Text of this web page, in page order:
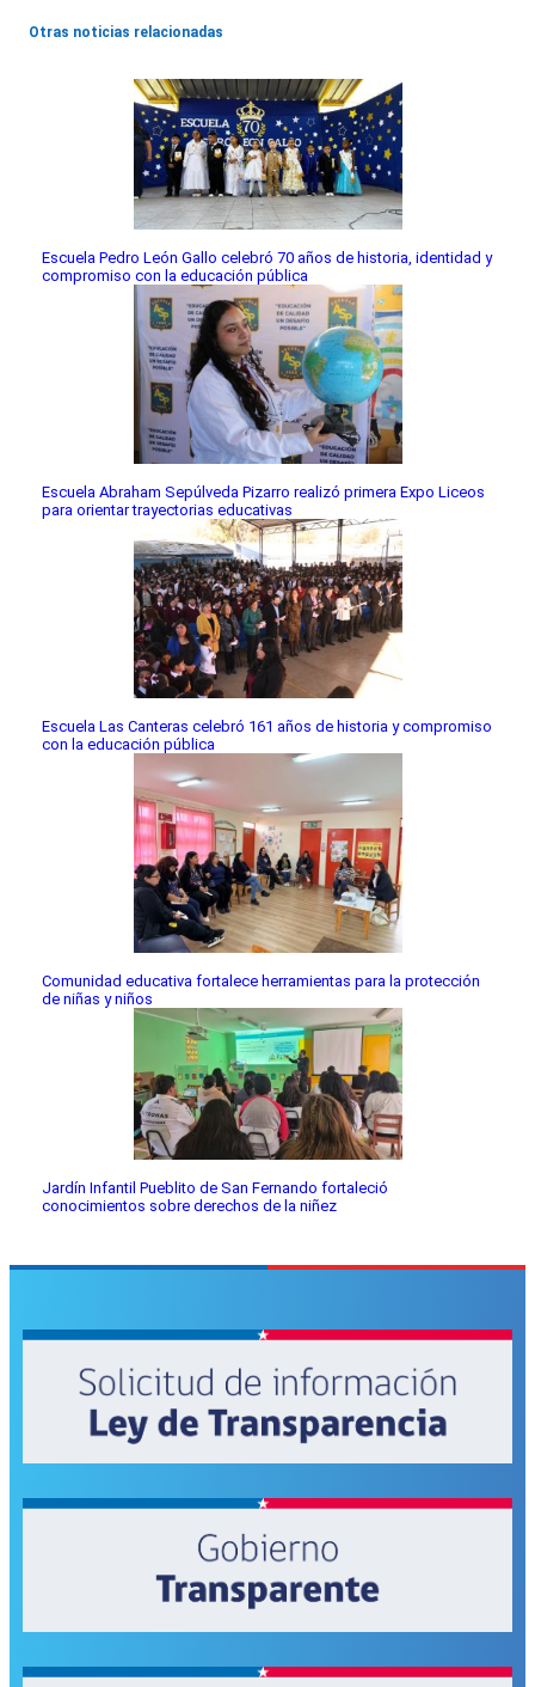
Otras noticias relacionadas
Escuela Pedro León Gallo celebró 70 años de historia, identidad y
compromiso con la educación pública
Escuela Abraham Sepúlveda Pizarro realizó primera Expo Liceos
para orientar trayectorias educativas
Escuela Las Canteras celebró 161 años de historia y compromiso
con la educación pública
Comunidad educativa fortalece herramientas para la protección
de niñas y niños
Jardín Infantil Pueblito de San Fernando fortaleció
conocimientos sobre derechos de la niñez